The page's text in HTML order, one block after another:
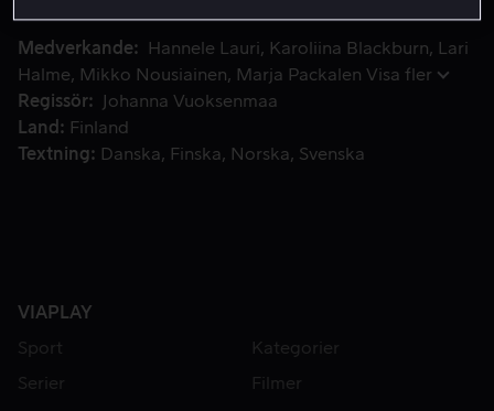
Medverkande Hannele Lauri Karoliina Blackburn
Lari
Halme
Mikko Nousiainen Marja Packalen Visa fler
Regissör
Johanna Vuoksenmaa
Land
Finland
Textning
Danska Finska Norska Svenska
VIAPLAY
Sport
Kategorier
Serier
Filmer